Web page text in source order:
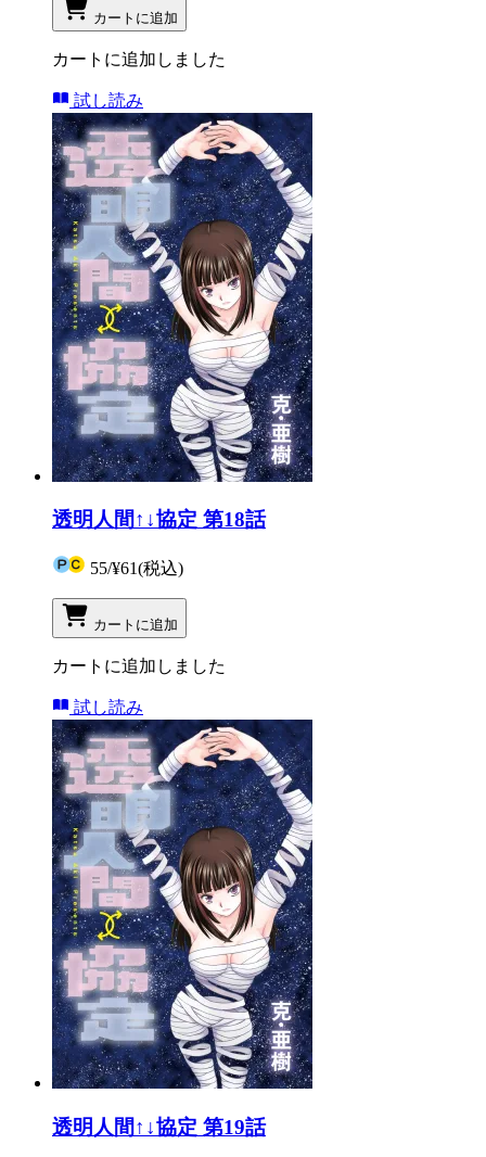
カートに追加
カートに追加しました
試し読み
透明人間↑↓協定 第18話
55/¥61(税込)
カートに追加
カートに追加しました
試し読み
透明人間↑↓協定 第19話